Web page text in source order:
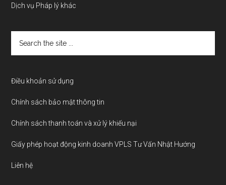
Dịch vụ Pháp lý khác
the
Điều khoản sử dụng
Chính sách bảo mật thông tin
Chính sách thanh toán và xử lý khiếu nại
Giấy phép hoạt động kinh doanh VPLS Tư Vấn Nhật Hướng
Liên hệ